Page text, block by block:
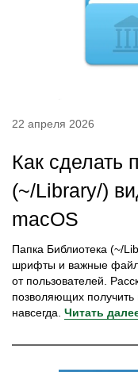
22 апреля 2026
Как сделать
(~/Library/)
macOS
Папка Библиотека (~/
шрифты и важные
от пользователей.
позволяющих
навсегда. Читать